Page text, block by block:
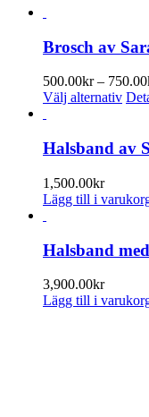
Brosch av
500.00kr – 750.00
Välj alternativ Den
har
flera
De
kan
Halsband av
1,500.00kr
Lägg till i
Halsband
3,900.00kr
Lägg till i